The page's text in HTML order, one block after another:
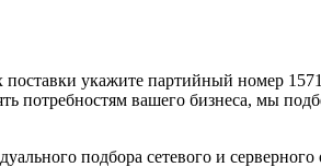
укажите партийный номер
потребностям вашего бизнеса, мы
подбора сетевого и